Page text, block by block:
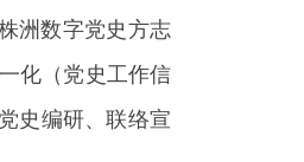
洲数字党史方志
化（党史工作信
史编研、联络宣